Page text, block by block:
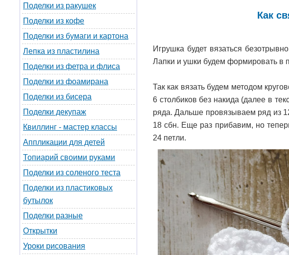
Поделки из ракушек
Поделки из кофе
Поделки из бумаги и картона
Лепка из пластилина
Поделки из фетра и флиса
Поделки из фоамирана
Поделки из бисера
Поделки декупаж
Квиллинг - мастер классы
Аппликации для детей
Топиарий своими руками
Поделки из соленого теста
Поделки из пластиковых
бутылок
Поделки разные
Открытки
Уроки рисования
Как
Игрушка будет вязаться
Лапки и ушки будем формировать в
Так как вязать будем методом
6 столбиков без накида (далее в
ряда. Дальше провязываем ряд из
18 сбн. Еще раз прибавим, но
24 петли.